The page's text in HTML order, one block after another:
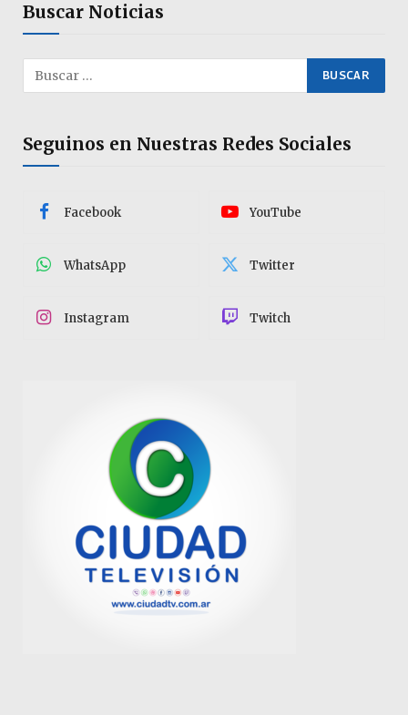
Buscar Noticias
Seguinos en Nuestras Redes Sociales
Facebook YouTube
WhatsApp Twitter
Instagram Twitch